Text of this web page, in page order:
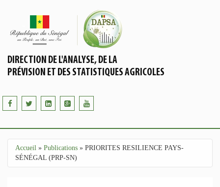
DIRECTION DE L'ANALYSE, DE LA
PRÉVISION ET DES STATISTIQUES AGRICOLES
Vous êtes ici
Accueil » Publications » PRIORITES RESILIENCE PAYS-
SÉNÉGAL (PRP-SN)